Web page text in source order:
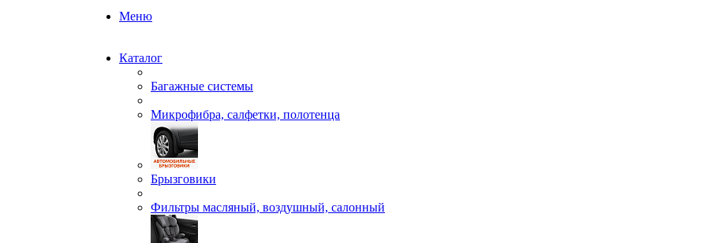
Меню
Каталог
Багажные системы
Микрофибра, салфетки, полотенца
Брызговики
Фильтры масляный, воздушный, салонный